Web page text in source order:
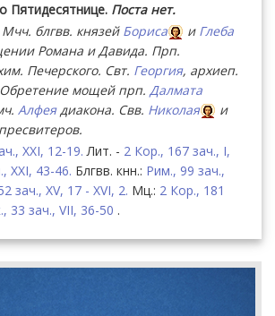
Пятидесятнице. Поста нет.
блгвв. князей Бориса и Глеба
Романа и Давида. Прп.
Печерского. Свт. Георгия, архиеп.
Обретение мощей прп. Далмата
Алфеядиакона. Свв. Николая
и
XXI, 12-19. Лит. - 2 Кор., 167 зач., I,
XXI, 43-46. Блгвв. кнн.: Рим., 99 зач.,
зач., XV, 17 - XVI, 2. Мц.: 2 Кор., 181
33 зач., VII, 36-50 .